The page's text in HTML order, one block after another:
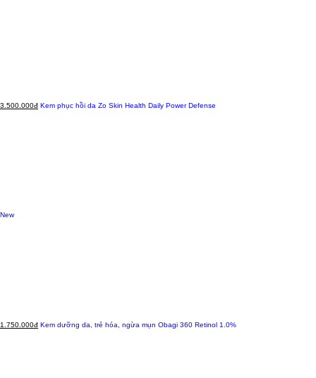
3.500.000đ Kem phục hồi da Zo Skin Health Daily Power Defense
New
1.750.000đ Kem dưỡng da, trẻ hóa, ngừa mụn Obagi 360 Retinol 1.0%